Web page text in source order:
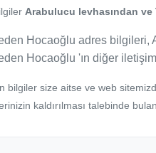
Arabulucu levhasından ve
Hocaoğlu adres
Hocaoğlu 'ın diğer
bilgiler size aitse ve web
kaldırılması talebinde